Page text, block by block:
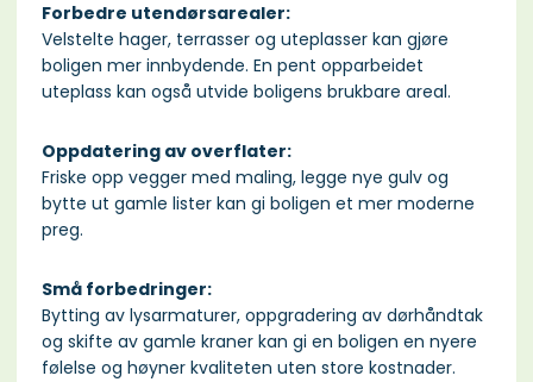
Forbedre utendørsarealer:
Velstelte hager, terrasser og uteplasser kan gjøre
boligen mer innbydende. En pent opparbeidet
uteplass kan også utvide boligens brukbare areal.
Oppdatering av overflater:
Friske opp vegger med maling, legge nye gulv og
bytte ut gamle lister kan gi boligen et mer moderne
preg.
Små forbedringer:
Bytting av lysarmaturer, oppgradering av dørhåndtak
og skifte av gamle kraner kan gi en boligen en nyere
følelse og høyner kvaliteten uten store kostnader.